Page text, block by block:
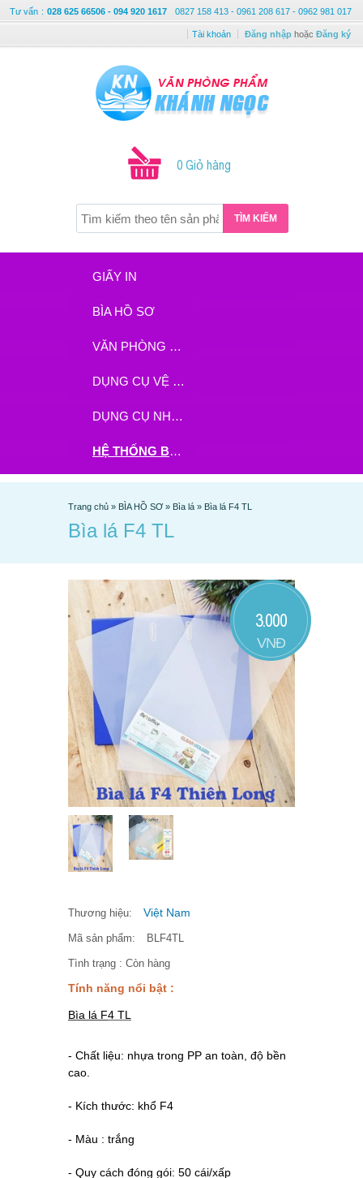
Tư vấn : 028 625 66506 - 094 920 1617 0827 158 413 - 0961 208 617 - 0962 981 017
Tài khoản Đăng nhập hoặc Đăng ký
0 Giỏ hàng
TÌM KIẾM
GIẤY IN
BÌA HỒ SƠ
VĂN PHÒNG PHẨM
DỤNG CỤ VỆ SINH
DỤNG CỤ NHÀ BẾP
HỆ THỐNG BHX - TGDĐ ĐẶT HÀNG TẠI ĐÂY
Trang chủ » BÌA HỒ SƠ » Bìa lá » Bìa lá F4 TL
Bìa lá F4 TL
3.000
VNĐ
Thương hiệu: Việt Nam
Mã sản phẩm: BLF4TL
Tình trạng : Còn hàng
Tính năng nổi bật :
Bìa lá F4 TL
- Chất liệu: nhựa trong PP an toàn, độ bền
cao.
- Kích thước: khổ F4
- Màu : trắng
- Quy cách đóng gói: 50 cái/xấp